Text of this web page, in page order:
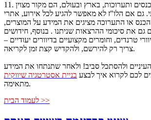
11. ותערוכות, בארץ ובעולם, הם מקור מצוין
גם אם הלו"ז לא מאפשר להגיע לכל אירוע, אתרי
או התערוכה מציגים את המידע על המוצרים,
את סיכומי ההרצאות שניתנו . בנוסף, חידושים
טרנדים, וחומרים מקצועיים בדיוורים יעודיים –
צריך רק להירשם, ולהקדיש קצת זמן לקריאה.
ולהסתכל סביב! ולאחר שתנתחו את המידע
לכם לקרוא איך לבצע בניית אסטרטגיה שיווקית
מתאימה.
לעמוד הבית >>